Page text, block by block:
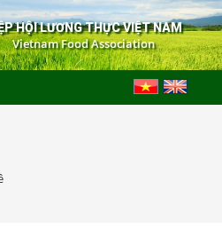
HỘI LƯƠNG THỰC VIỆT NAM
Vietnam Food Association